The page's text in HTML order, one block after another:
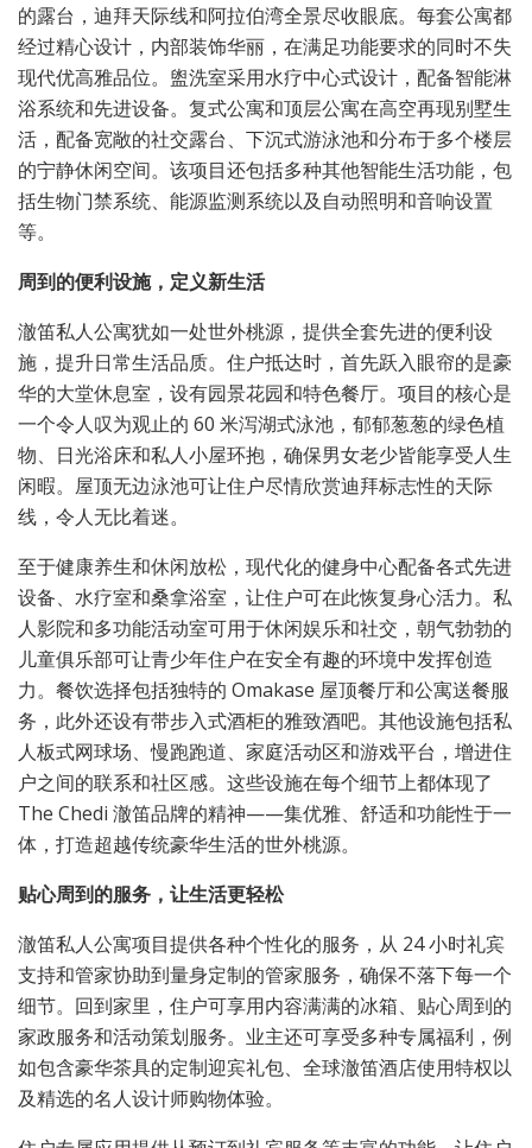
的露台，迪拜天际线和阿拉伯湾全景尽收眼底。每套公寓都
经过精心设计，内部装饰华丽，在满足功能要求的同时不失
现代优高雅品位。盥洗室采用水疗中心式设计，配备智能淋
浴系统和先进设备。复式公寓和顶层公寓在高空再现别墅生
活，配备宽敞的社交露台、下沉式游泳池和分布于多个楼层
的宁静休闲空间。该项目还包括多种其他智能生活功能，包
括生物门禁系统、能源监测系统以及自动照明和音响设置
等。
周到的便利设施，定义新生活
澈笛私人公寓犹如一处世外桃源，提供全套先进的便利设
施，提升日常生活品质。住户抵达时，首先跃入眼帘的是豪
华的大堂休息室，设有园景花园和特色餐厅。项目的核心是
一个令人叹为观止的 60 米泻湖式泳池，郁郁葱葱的绿色植
物、日光浴床和私人小屋环抱，确保男女老少皆能享受人生
闲暇。屋顶无边泳池可让住户尽情欣赏迪拜标志性的天际
线，令人无比着迷。
至于健康养生和休闲放松，现代化的健身中心配备各式先进
设备、水疗室和桑拿浴室，让住户可在此恢复身心活力。私
人影院和多功能活动室可用于休闲娱乐和社交，朝气勃勃的
儿童俱乐部可让青少年住户在安全有趣的环境中发挥创造
力。餐饮选择包括独特的 Omakase 屋顶餐厅和公寓送餐服
务，此外还设有带步入式酒柜的雅致酒吧。其他设施包括私
人板式网球场、慢跑跑道、家庭活动区和游戏平台，增进住
户之间的联系和社区感。这些设施在每个细节上都体现了
The Chedi 澈笛品牌的精神——集优雅、舒适和功能性于一
体，打造超越传统豪华生活的世外桃源。
贴心周到的服务，让生活更轻松
澈笛私人公寓项目提供各种个性化的服务，从 24 小时礼宾
支持和管家协助到量身定制的管家服务，确保不落下每一个
细节。回到家里，住户可享用内容满满的冰箱、贴心周到的
家政服务和活动策划服务。业主还可享受多种专属福利，例
如包含豪华茶具的定制迎宾礼包、全球澈笛酒店使用特权以
及精选的名人设计师购物体验。